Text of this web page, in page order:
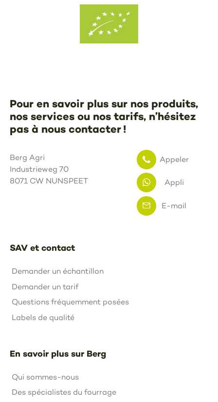
SAV et contact
Demander un échantillon
Demander un tarif
Questions fréquemment posées
Labels de qualité
En savoir plus sur Berg
Qui sommes-nous
Des spécialistes du fourrage
Pour en savoir plus sur nos produits,
nos services ou nos tarifs, n’hésitez
pas à nous contacter !
Berg Agri
Industrieweg 70
8071 CW NUNSPEET
Appeler
Appli
E-mail